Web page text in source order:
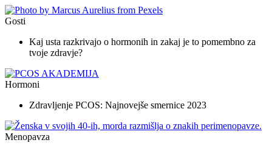
Gosti
Kaj usta razkrivajo o hormonih in zakaj je to pomembno za
tvoje zdravje?
Hormoni
Zdravljenje PCOS: Najnovejše smernice 2023
Menopavza